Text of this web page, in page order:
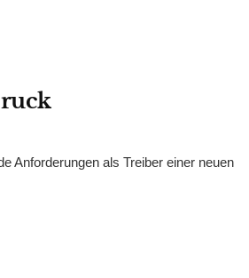
Anforderungen als Treiber einer neuen